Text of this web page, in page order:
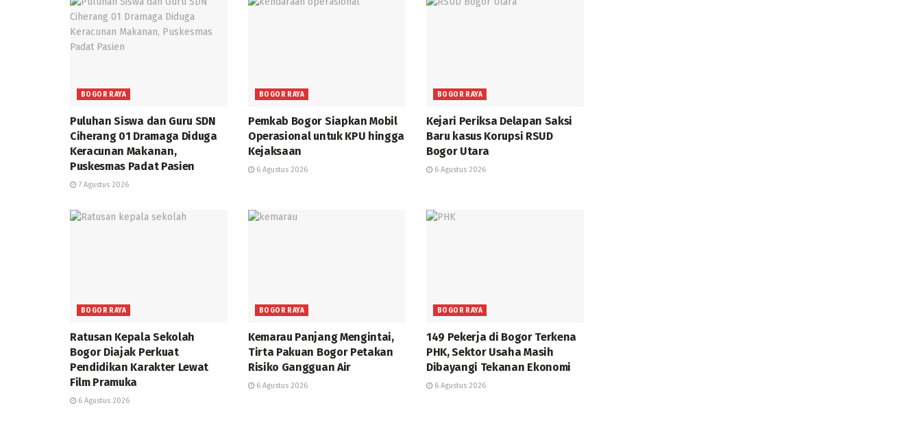
BOGOR RAYA
Puluhan Siswa dan Guru SDN
Ciherang 01 Dramaga Diduga
Keracunan Makanan,
Puskesmas Padat Pasien
7 Agustus 2026
BOGOR RAYA
Pemkab Bogor Siapkan Mobil
Operasional untuk KPU hingga
Kejaksaan
6 Agustus 2026
BOGOR RAYA
Kejari Periksa Delapan Saksi
Baru kasus Korupsi RSUD
Bogor Utara
6 Agustus 2026
BOGOR RAYA
Ratusan Kepala Sekolah
Bogor Diajak Perkuat
Pendidikan Karakter Lewat
Film Pramuka
6 Agustus 2026
BOGOR RAYA
Kemarau Panjang Mengintai,
Tirta Pakuan Bogor Petakan
Risiko Gangguan Air
6 Agustus 2026
BOGOR RAYA
149 Pekerja di Bogor Terkena
PHK, Sektor Usaha Masih
Dibayangi Tekanan Ekonomi
6 Agustus 2026